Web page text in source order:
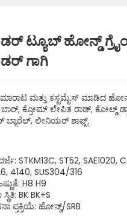
Loading...
Loading...
ಟ್ಯೂಬ್ ಹೋನ್ಡ್
ಗಾಗಿ
ಮಾರಾಟ ಮತ್ತು ಕಸ್ಟಮೈಸ್ ಮಾಡಿದ
ಕ್ರೋಮ್ ಲೇಪಿತ ರಾಡ್, ಕೋಲ್ಡ್
ಬ್ಯಾರೆಲ್, ಲೀನಿಯರ್ ಶಾಫ್ಟ್.
STKM13C, ST52, SAE1020,
4140, SUS304/316
H8 H9
BK BK+S
ಪ್ರಕ್ರಿಯೆ: ಹೋನ್ಡ್/SRB